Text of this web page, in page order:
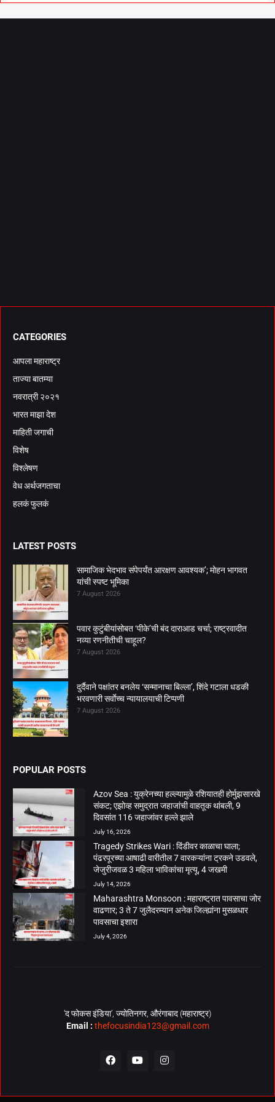
CATEGORIES
आपला महाराष्ट्र
ताज्या बातम्या
नवरात्री २०२१
भारत माझा देश
माहिती जगाची
विशेष
विश्लेषण
वेध अर्थजगताचा
हलकं फुलकं
LATEST POSTS
सामाजिक भेदभाव संपेपर्यंत आरक्षण आवश्यक’; मोहन भागवत
यांची स्पष्ट भूमिका
7 August 2026
पवार कुटुंबीयांसोबत ‘पीके’ची बंद दाराआड चर्चा; राष्ट्रवादीत
नव्या रणनीतीची चाहूल?
7 August 2026
दुर्दैवाने पक्षांतर बनलेय ‘सन्मानाचा बिल्ला’, शिंदे गटाला धडकी
भरवणारी सर्वाेच्च न्यायालयाची टिप्पणी
7 August 2026
POPULAR POSTS
Azov Sea : युक्रेनच्या हल्ल्यामुळे रशियातही होर्मुझसारखे
संकट; एझोव्ह समुद्रात जहाजांची वाहतूक थांबली, 9
दिवसांत 116 जहाजांवर हल्ले झाले
July 16, 2026
Tragedy Strikes Wari : दिंडीवर काळाचा घाला;
पंढरपूरच्या आषाढी वारीतील 7 वारकऱ्यांना ट्रकने उडवले,
जेजुरीजवळ 3 महिला भाविकांचा मृत्यू, 4 जखमी
July 14, 2026
Maharashtra Monsoon : महाराष्ट्रात पावसाचा जोर
वाढणार; 3 ते 7 जुलैदरम्यान अनेक जिल्ह्यांना मुसळधार
पावसाचा इशारा
July 4, 2026
‘द फोकस इंडिया’, ज्योतिनगर, औरंगाबाद (महाराष्ट्र)
Email : thefocusindia123@gmail.com